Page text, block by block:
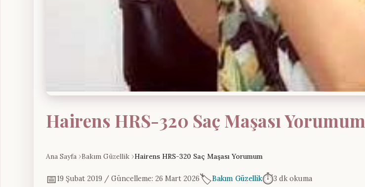
Hairens HRS-320 Saç Maşası Yorumum
Ana Sayfa Bakım Güzellik Hairens HRS-320 Saç Maşası Yorumum
📅19 Şubat 2019 / Güncelleme: 26 Mart 2026🏷️Bakım Güzellik⏱️3 dk okuma